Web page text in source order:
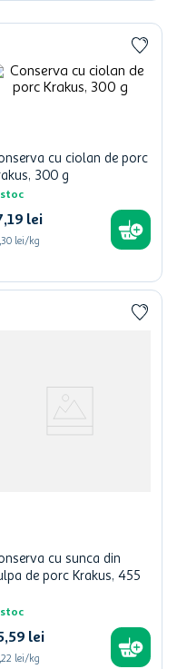
cu ciolan de porc
300 g
stoc
,19 lei
lei/kg
cu sunca din
de porc Krakus, 455
stoc
,59 lei
lei/kg